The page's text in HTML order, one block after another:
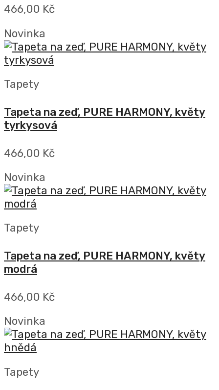
466,00 Kč
Novinka
Tapety
Tapeta na zeď, PURE HARMONY, květy
tyrkysová
466,00 Kč
Novinka
Tapety
Tapeta na zeď, PURE HARMONY, květy
modrá
466,00 Kč
Novinka
Tapety